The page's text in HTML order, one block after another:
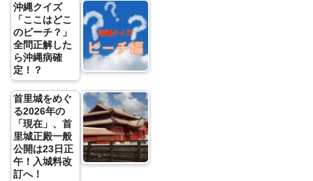
沖縄クイズ
「ここはどこ
のビーチ？」
全問正解した
ら沖縄病確
定！？
首里城をめぐ
る2026年の
「現在」、首
里城正殿一般
公開は23日正
午！入城料改
訂へ！